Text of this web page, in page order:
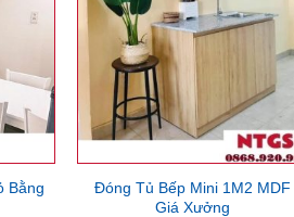
Bằng
Đóng Tủ Bếp Mini 1M2 MDF
Giá Xưởng